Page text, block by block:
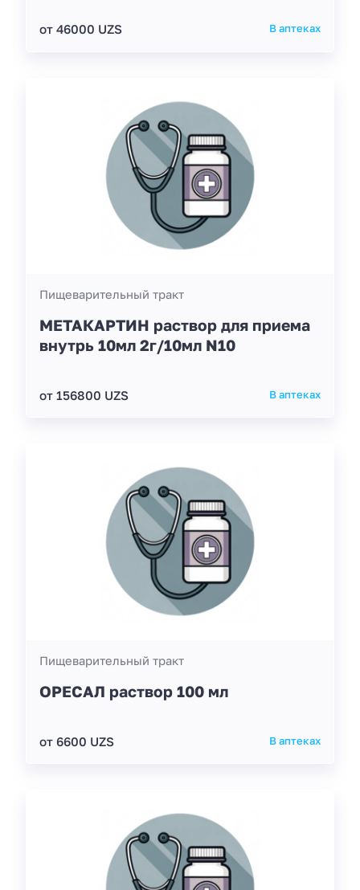
от 46000 UZS В аптеках
Пищеварительный тракт
МЕТАКАРТИН раствор для приема
внутрь 10мл 2г/10мл N10
от 156800 UZS В аптеках
Пищеварительный тракт
ОРЕСАЛ раствор 100 мл
от 6600 UZS В аптеках